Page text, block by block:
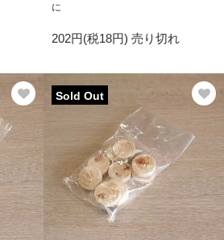
に
202円(税18円) 売り切れ
Sold Out